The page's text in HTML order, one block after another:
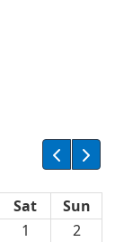
Sat
Sun
1 2